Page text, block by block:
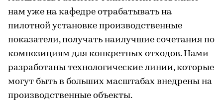
нам уже на кафедре отрабатывать на
пилотной установке производственные
показатели, получать наилучшие сочетания по
композициям для конкретных отходов. Нами
разработаны технологические линии, которые
могут быть в больших масштабах внедрены на
производственные объекты.